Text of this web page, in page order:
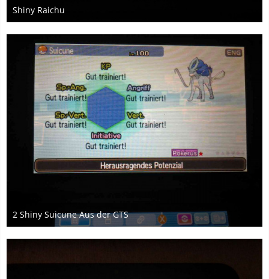
Shiny Raichu
18. Mai 2017
2 Shiny Suicune Aus der GTS
18. Mai 2017